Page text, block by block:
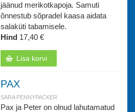
jäänud merikotkapoja. Samuti
õnnestub sõpradel kaasa aidata
salaküti tabamisele.
Hind 17,40 €
Lisa korvi
PAX
SARA PENNYPACKER
Pax ja Peter on olnud lahutamatud